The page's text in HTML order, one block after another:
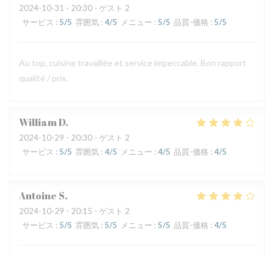
2024-10-31 - 20:30 - ゲスト 2
サービス : 5/5 雰囲気 : 4/5 メニュー : 5/5 品質-価格 : 5/5
Au top, cuisine travaillée et service impeccable. Bon rapport
qualité / prix.
WilliamD
2024-10-29 - 20:30 - ゲスト 2
サービス : 5/5 雰囲気 : 4/5 メニュー : 4/5 品質-価格 : 4/5
Antoine S
2024-10-29 - 20:15 - ゲスト 2
サービス : 5/5 雰囲気 : 5/5 メニュー : 5/5 品質-価格 : 4/5